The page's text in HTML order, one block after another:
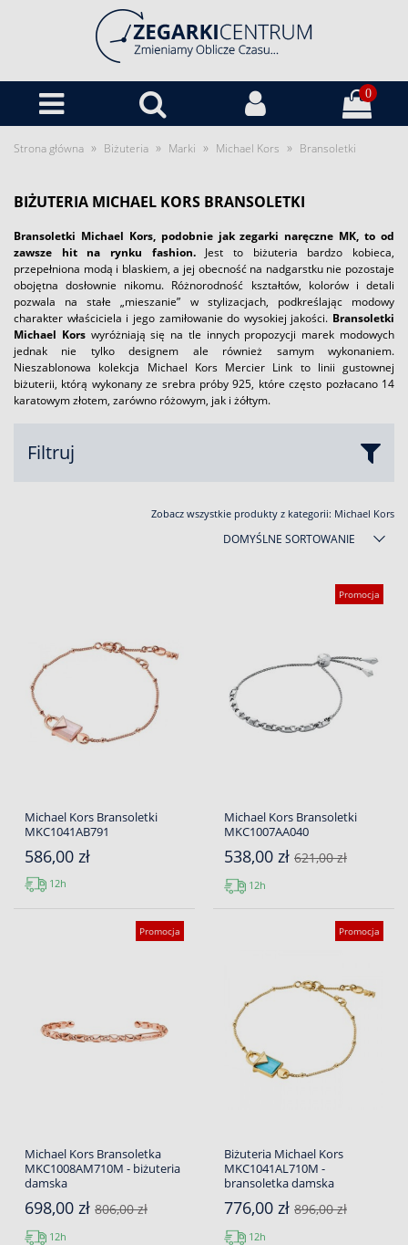
0
Strona główna » Biżuteria » Marki » Michael Kors » Bransoletki
BIŻUTERIA MICHAEL KORS BRANSOLETKI
Bransoletki Michael Kors, podobnie jak zegarki naręczne MK, to od
zawsze hit na rynku fashion.Jest to biżuteria bardzo kobieca,
przepełniona modą i blaskiem, a jej obecność na nadgarstku nie pozostaje
obojętna dosłownie nikomu. Różnorodność kształtów, kolorów i detali
pozwala na stałe „mieszanie” w stylizacjach, podkreślając modowy
charakter właściciela i jego zamiłowanie do wysokiej jakości. Bransoletki
Michael Korswyróżniają się na tle innych propozycji marek modowych
jednak nie tylko designem ale również samym wykonaniem.
Nieszablonowa kolekcja Michael Kors Mercier Link to linii gustownej
biżuterii, którą wykonany ze srebra próby 925, które często pozłacano 14
karatowym złotem, zarówno różowym, jak i żółtym.
Filtruj
Zobacz wszystkie produkty z kategorii: Michael Kors
DOMYŚLNE SORTOWANIE
Michael Kors Bransoletki
MKC1041AB791
586,00 zł
12h
Promocja
Michael Kors Bransoletki
MKC1007AA040
538,00 zł 621,00 zł
12h
Promocja
Michael Kors Bransoletka
MKC1008AM710M - biżuteria
damska
698,00 zł 806,00 zł
12h
Promocja
Biżuteria Michael Kors
MKC1041AL710M -
bransoletka damska
776,00 zł 896,00 zł
12h